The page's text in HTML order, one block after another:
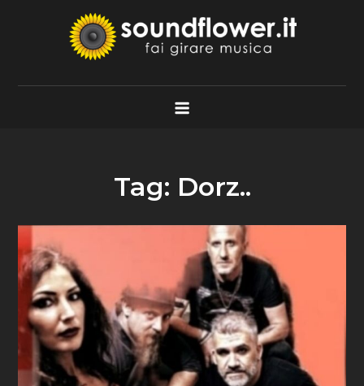
Soundflower.it
Fai Girare Musica
Tag: Dorz..